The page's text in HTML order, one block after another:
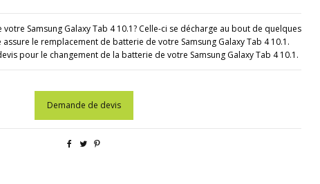
Samsung Galaxy Tab 4 10.1? Celle-ci se décharge au bout de quelques
assure le remplacement de batterie de votre Samsung Galaxy Tab 4 10.1.
pour le changement de la batterie de votre Samsung Galaxy Tab 4 10.1.
Demande de devis